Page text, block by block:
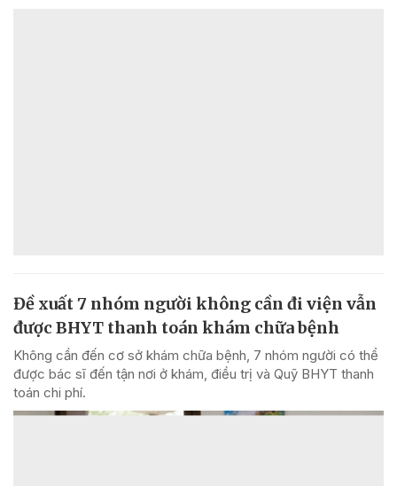
Đề xuất 7 nhóm người không cần đi viện vẫn
được BHYT thanh toán khám chữa bệnh
Không cần đến cơ sở khám chữa bệnh, 7 nhóm người có thể
được bác sĩ đến tận nơi ở khám, điều trị và Quỹ BHYT thanh
toán chi phí.